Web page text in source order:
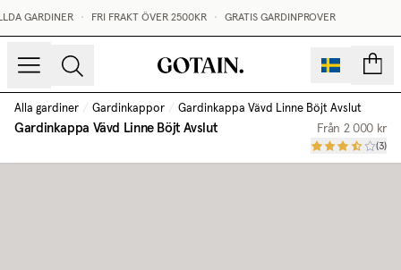
GARDINER • FRI FRAKT ÖVER 2500KR • GRATIS GARDINPROVER
Alla gardiner / Gardinkappor / Gardinkappa Vävd Linne Böjt Avslut
Gardinkappa Vävd Linne Böjt Avslut Från 2 000 kr
(3)